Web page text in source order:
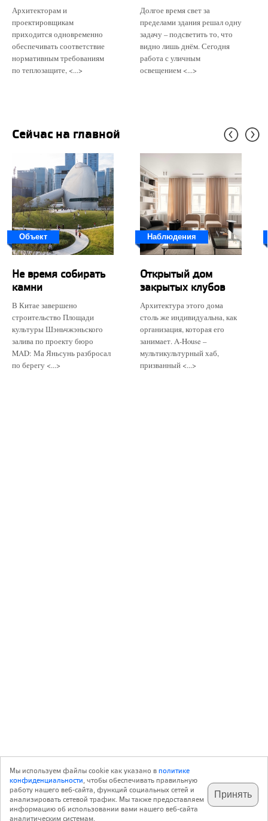
Архитекторам и
проектировщикам
приходится одновременно
обеспечивать соответствие
нормативным требованиям
по теплозащите, <...>
Долгое время свет за
пределами здания решал одну
задачу – подсветить то, что
видно лишь днём. Сегодня
работа с уличным
освещением <...>
Сейчас на главной
Объект
Не время собирать
камни
В Китае завершено
строительство Площади
культуры Шэньчжэньского
залива по проекту бюро
MAD: Ма Яньсунь разбросал
по берегу <...>
Наблюдения
Открытый дом
закрытых клубов
Архитектура этого дома
столь же индивидуальна, как
организация, которая его
занимает. A-House –
мультикультурный хаб,
призванный <...>
подпишитесь на наш
телеграм @archi_ru
✕
Мы используем файлы cookie как указано вполитике
конфиденциальности, чтобы обеспечивать правильную
работу нашего веб-сайта, функций социальных сетей и
анализировать сетевой трафик. Мы также предоставляем
информацию об использовании вами нашего веб-сайта
аналитическим системам.
Принять